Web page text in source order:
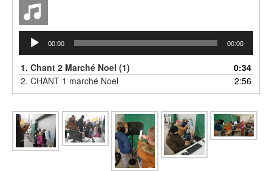
Lecteur
audio
00:00 00:00
1. Chant 2 Marché Noel (1)
0:34
2. CHANT 1 marché Noel 2:56